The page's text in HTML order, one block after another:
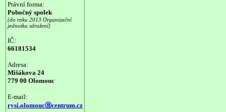
Právní forma:
Pobočný spolek
(do roku 2013 Organizační
jednotka sdružení)
IČ:
66181534
Adresa:
Mišákova 24
779 00 Olomouc
E-mail:
rysi.olomoucⓐcentrum.cz